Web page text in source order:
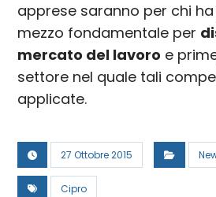
apprese saranno per chi
mezzo fondamentale per
mercato del lavoro e
settore nel quale tali
applicate.
27 Ottobre 2015
Cipro